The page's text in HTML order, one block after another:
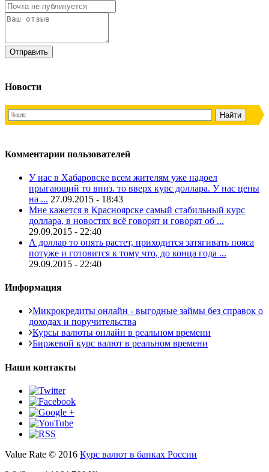
Новости
Комментарии пользователей
У нас в Хабаровске всем жителям уже надоел
прыгающий то вниз. то вверх курс доллара. У нас цены
на ... 27.09.2015 - 18:43
Мне кажется в Красноярске самый стабильный курс
доллара, в новостях всё говорят и говорят об ...
29.09.2015 - 22:40
А доллар то опять растет, приходится затягивать пояса
потуже и готовится к тому что, до конца года ...
29.09.2015 - 22:40
Информация
Микрокредиты онлайн - выгодные займы без справок о
доходах и поручительства
Курсы валюты онлайн в реальном времени
Биржевой курс валют в реальном времени
Наши контакты
Value Rate © 2016 Курс валют в банках России